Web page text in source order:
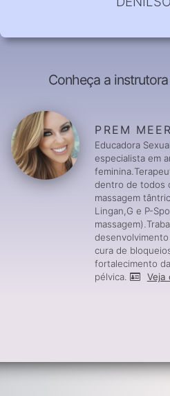
Conheça a
PREM
Educadora
especialista em
dentro de todos
massagem
Lingan,G e P-
desenvolvimento
cura de
fortalecimento
pélvica.
Veja